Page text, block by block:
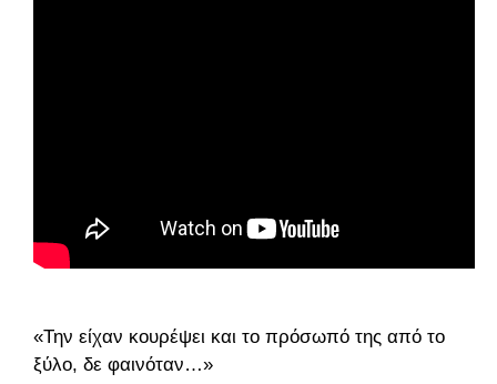
«Την είχαν κουρέψει και το πρόσωπό της από το
ξύλο, δε φαινόταν…»